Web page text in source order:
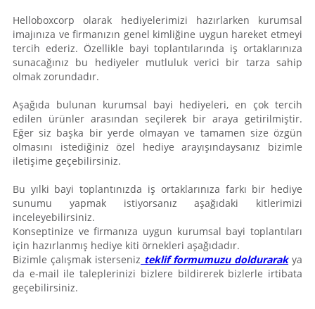
Helloboxcorp olarak hediyelerimizi hazırlarken kurumsal
imajınıza ve firmanızın genel kimliğine uygun hareket etmeyi
tercih ederiz. Özellikle bayi toplantılarında iş ortaklarınıza
sunacağınız bu hediyeler mutluluk verici bir tarza sahip
olmak zorundadır.
Aşağıda bulunan kurumsal bayi hediyeleri, en çok tercih
edilen ürünler arasından seçilerek bir araya getirilmiştir.
Eğer siz başka bir yerde olmayan ve tamamen size özgün
olmasını istediğiniz özel hediye arayışındaysanız bizimle
iletişime geçebilirsiniz.
Bu yılki bayi toplantınızda iş ortaklarınıza farkı bir hediye
sunumu yapmak istiyorsanız aşağıdaki kitlerimizi
inceleyebilirsiniz.
Konseptinize ve firmanıza uygun kurumsal bayi toplantıları
için hazırlanmış hediye kiti örnekleri aşağıdadır.
Bizimle çalışmak isterseniz teklif formumuzu doldurarakya
da e-mail ile taleplerinizi bizlere bildirerek bizlerle irtibata
geçebilirsiniz.